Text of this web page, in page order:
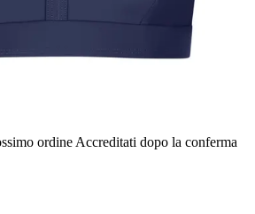
ordine Accreditati dopo la conferma